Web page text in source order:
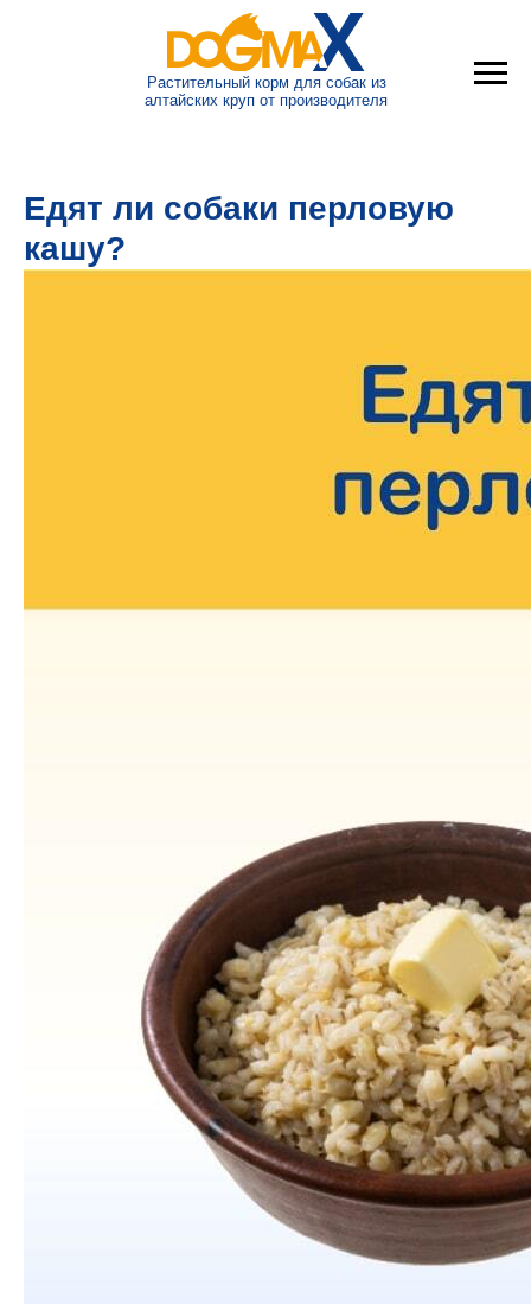
Растительный корм для собак из
алтайских круп от производителя
Едят ли собаки перловую
кашу?